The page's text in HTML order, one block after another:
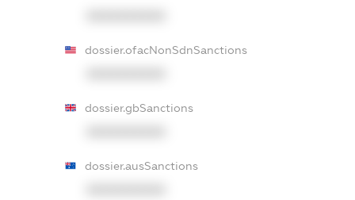
dossier.ofacNonSdnSanctions
dossier.gbSanctions
dossier.ausSanctions